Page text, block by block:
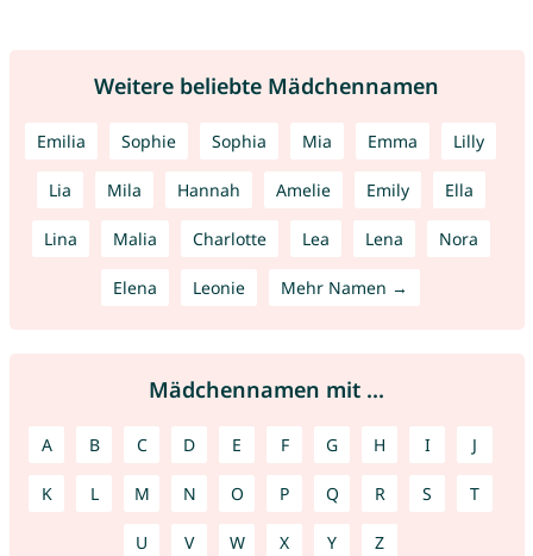
Weitere beliebte Mädchennamen
Emilia Sophie Sophia Mia Emma Lilly
Lia Mila Hannah Amelie Emily Ella
Lina Malia Charlotte Lea Lena Nora
Elena Leonie Mehr Namen →
Mädchennamen mit ...
A B C D E F G H I J
K L M N O P Q R S T
U V W X Y Z